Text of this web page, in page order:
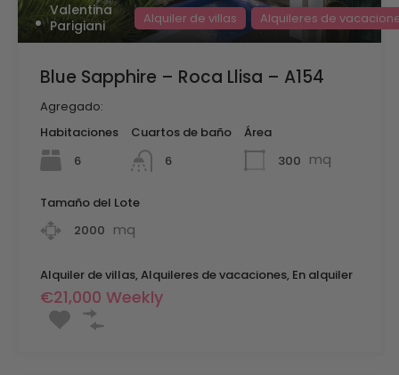
Valentina
Parigiani
Alquiler de villas Alquileres de
Blue Sapphire – Roca Llisa – A154
Agregado:
Habitaciones
6
Cuartos de baño
6
Área
300 mq
Tamaño del Lote
2000 mq
Alquiler de villas, Alquileres de vacaciones, En alquiler
€21,000 Weekly